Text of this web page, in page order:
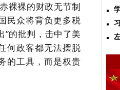
裸裸的财政无节制
民众将背负更多税
”的批判，击中了美
何政客都无法摆脱
的工具，而是权贵